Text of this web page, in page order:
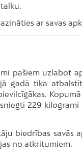
ar savas
pašiem uzlabot
gadā tika
229
biedrības savās
no atkritumiem.